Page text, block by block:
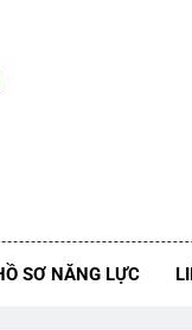
SƠ NĂNG LỰC